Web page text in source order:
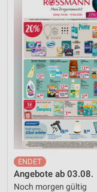
Angebote ab 03.08.
Noch morgen gültig